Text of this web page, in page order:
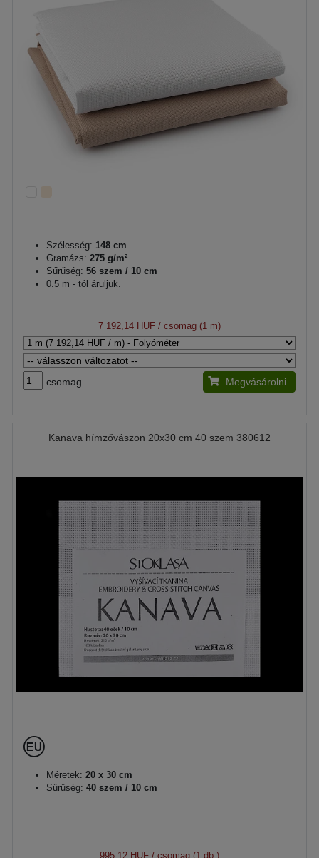
Szélesség: 148 cm
Gramázs: 275 g/m²
Sűrűség: 56 szem / 10 cm
0.5 m - tól áruljuk.
7 192,14 HUF / csomag (1 m)
csomag Megvásárolni
Kanava hímzővászon 20x30 cm 40 szem 380612
Méretek: 20 x 30 cm
Sűrűség: 40 szem / 10 cm
995,12 HUF / csomag (1 db.)